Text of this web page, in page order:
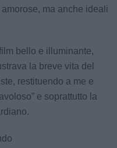
ma anche ideali
bello e illuminante,
la breve vita del
restituendo a me e
e soprattutto la